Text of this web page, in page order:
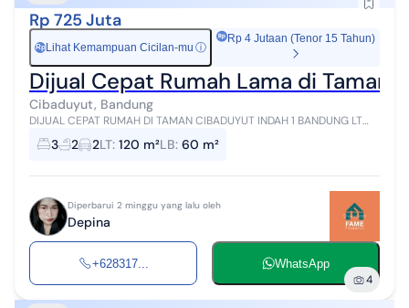
Rp 725 Juta
Rp Lihat Kemampuan Cicilan-mu ⓘ
Rp 4 Jutaan (Tenor 15 Tahun)
Dijual Cepat Rumah Lama di Taman
Cibaduyut, Bandung
DIJUAL CEPAT RUMAH DI TAMAN CIBADUYUT INDAH 1 BANDUNG LT
:120 m² LB : 60 m² Lebar muka ± 10 m 3 KT 2 KM Listrik 2200 W Air
jetpump + Filter Car...
3 2 2LT: 120 m²LB: 60 m²
Diperbarui 2 minggu yang lalu oleh
Depina
+628317... WhatsApp
4